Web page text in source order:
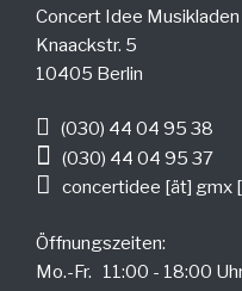
Concert Idee Musikladen
Knaackstr. 5
10405 Berlin
(030) 44 04 95 38
(030) 44 04 95 37
concertidee [ät] gmx
Öffnungszeiten:
Mo.-Fr. 11:00 - 18:00